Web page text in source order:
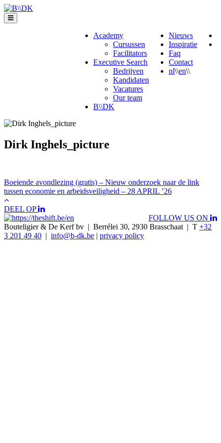
Skip
to
content
Nieuws
Inspiratie
Faq
Contact
nl\\en\\
Academy
Cursussen
Facilitators
Executive Search
Bedrijven
Kandidaten
Vacatures
Our team
B\\DK
Dirk Inghels_picture
Bericht
navigatie
Boeiende avondlezing (gratis) – Nieuw onderzoek naar de link
tussen economie en arbeidsveiligheid – 28 APRIL ’26
DEEL OP
FOLLOW US ON
Bouteligier & De Kerf bv | Berrélei 30, 2930 Brasschaat | T +32
3 201 49 40 | info@b-dk.be | privacy policy